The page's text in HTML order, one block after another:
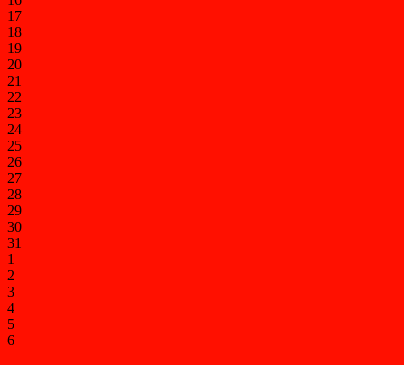
17
18
19
20
21
22
23
24
25
26
27
28
29
30
31
1
2
3
4
5
6